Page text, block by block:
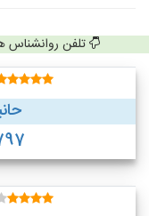
تلفن روانشناس